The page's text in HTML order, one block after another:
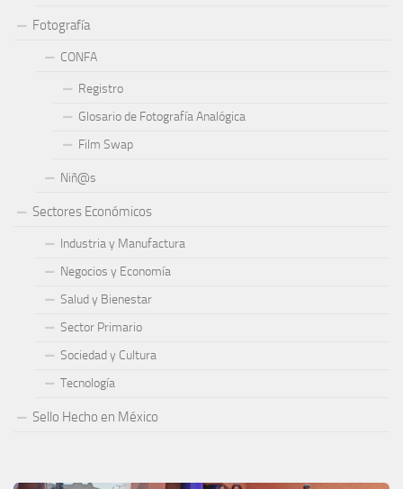
Fotografía
CONFA
Registro
Glosario de Fotografía Analógica
Film Swap
Niñ@s
Sectores Económicos
Industria y Manufactura
Negocios y Economía
Salud y Bienestar
Sector Primario
Sociedad y Cultura
Tecnología
Sello Hecho en México